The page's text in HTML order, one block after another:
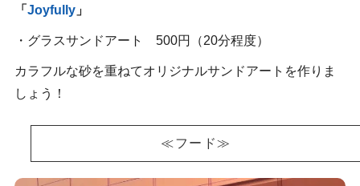
「 Joyfully」
・グラスサンドアート 500円（20分程度）
カラフルな砂を重ねてオリジナルサンドアートを作りま
しょう！
≪フード≫